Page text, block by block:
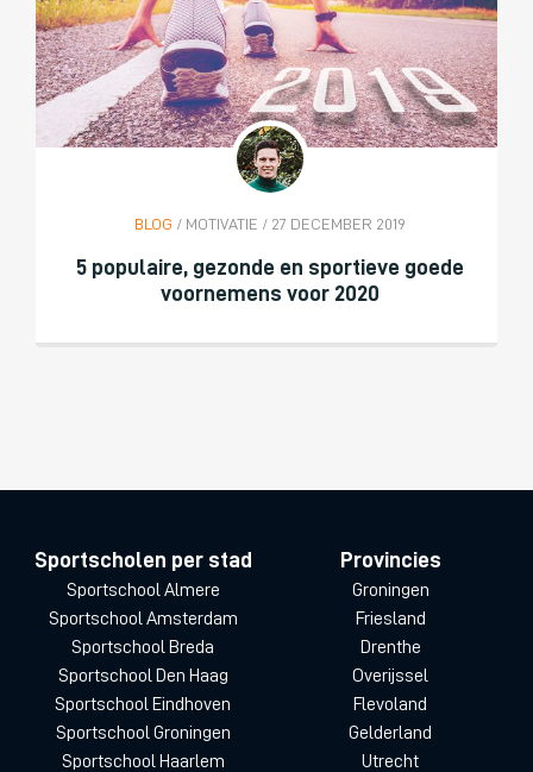
BLOG / MOTIVATIE / 27 DECEMBER 2019
5 populaire, gezonde en sportieve goede
voornemens voor 2020
Sportscholen per stad
Sportschool Almere
Sportschool Amsterdam
Sportschool Breda
Sportschool Den Haag
Sportschool Eindhoven
Sportschool Groningen
Sportschool Haarlem
Provincies
Groningen
Friesland
Drenthe
Overijssel
Flevoland
Gelderland
Utrecht